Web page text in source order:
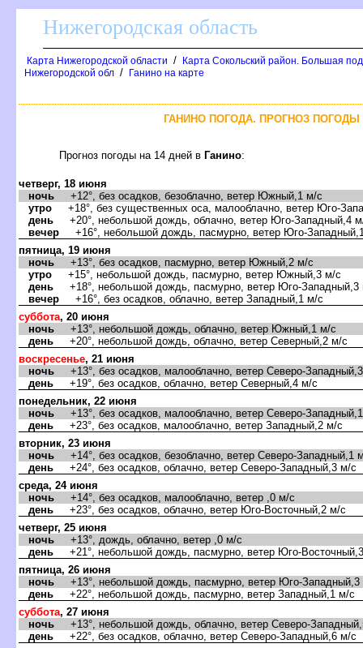
Нижегородская область
Карта Нижегородской области /
Карта Сокольский район. Большая
Нижегородской обл / Ганино на карте
ГАНИНО ПОГОДА. ПРОГНОЗ ПОГОДЫ
Прогноз погоды на 14 дней Ганино:
четверг, 18 июня
ночь +12°, без осадков, безоблачно, ветер Южный,1 м/с
утро +18°, без существенных оса, малооблачно, ветер Юго-
день +20°, небольшой дождь, облачно, ветер Юго-Западный,4
ечер +16°, небольшой дождь, пасмурно, ветер Юго-
пятница, 19 июня
ночь +13°, без осадков, пасмурно, ветер Южный,2 м/с
утро +15°, небольшой дождь, пасмурно, ветер Южный,3 м/с
день +18°, небольшой дождь, пасмурно, ветер Юго-Западный,3
ечер +16°, без осадков, облачно, ветер Западный,1 м/с
суббота, 20 июня
ночь +13°, небольшой дождь, облачно, ветер Южный,1 м/с
день +20°, небольшой дождь, облачно, ветер Северный,2 м/с
оскресенье, 21 июня
ночь +13°, без осадков, малооблачно, ветер Северо-
день +19°, без осадков, облачно, ветер Северный,4 м/с
понедельник, 22 июня
ночь +13°, без осадков, малооблачно, ветер Северо-
день +23°, без осадков, малооблачно, ветер Западный,2 м/с
торник, 23 июня
ночь +14°, без осадков, безоблачно, ветер Северо-Западный,1
день +24°, без осадков, облачно, ветер Северо-Западный,3 м/с
среда, 24 июня
ночь +14°, без осадков, малооблачно, ветер ,0 м/с
день +23°, без осадков, облачно, ветер Юго-Восточный,2 м/с
четверг, 25 июня
ночь +13°, дождь, облачно, ветер ,0 м/с
день +21°, небольшой дождь, пасмурно, ветер Юго-
пятница, 26 июня
ночь +13°, небольшой дождь, пасмурно, ветер Юго-Западный,3
день +22°, небольшой дождь, пасмурно, ветер Западный,1 м/с
суббота, 27 июня
ночь +13°, небольшой дождь, облачно, ветер Северо-
день +22°, без осадков, облачно, ветер Северо-Западный,6 м/с